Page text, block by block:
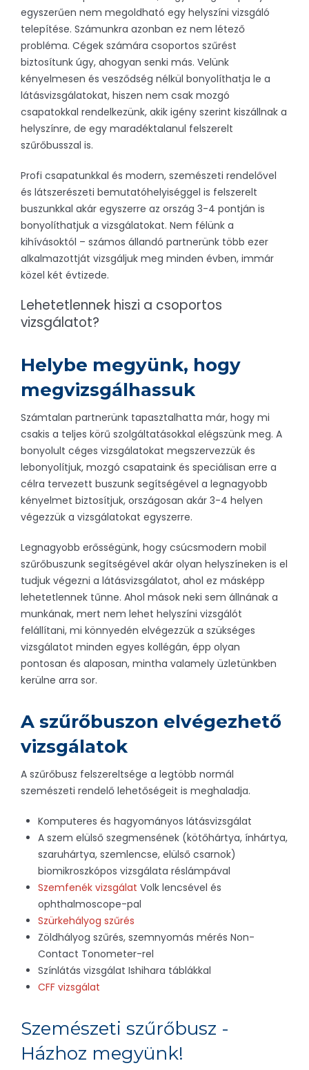
egyszerűen nem megoldható egy helyszíni vizsgáló
telepítése. Számunkra azonban ez nem létező
probléma. Cégek számára csoportos szűrést
biztosítunk úgy, ahogyan senki más. Velünk
kényelmesen és vesződség nélkül bonyolíthatja le a
látásvizsgálatokat, hiszen nem csak mozgó
csapatokkal rendelkezünk, akik igény szerint kiszállnak a
helyszínre, de egy maradéktalanul felszerelt
szűrőbusszal is.
Profi csapatunkkal és modern, szemészeti rendelővel
és látszerészeti bemutatóhelyiséggel is felszerelt
buszunkkal akár egyszerre az ország 3-4 pontján is
bonyolíthatjuk a vizsgálatokat. Nem félünk a
kihívásoktól – számos állandó partnerünk több ezer
alkalmazottját vizsgáljuk meg minden évben, immár
közel két évtizede.
Lehetetlennek hiszi a csoportos
vizsgálatot?
Helybe megyünk, hogy
megvizsgálhassuk
Számtalan partnerünk tapasztalhatta már, hogy mi
csakis a teljes körű szolgáltatásokkal elégszünk meg. A
bonyolult céges vizsgálatokat megszervezzük és
lebonyolítjuk, mozgó csapataink és speciálisan erre a
célra tervezett buszunk segítségével a legnagyobb
kényelmet biztosítjuk, országosan akár 3-4 helyen
végezzük a vizsgálatokat egyszerre.
Legnagyobb erősségünk, hogy csúcsmodern mobil
szűrőbuszunk segítségével akár olyan helyszíneken is el
tudjuk végezni a látásvizsgálatot, ahol ez másképp
lehetetlennek tűnne. Ahol mások neki sem állnának a
munkának, mert nem lehet helyszíni vizsgálót
felállítani, mi könnyedén elvégezzük a szükséges
vizsgálatot minden egyes kollégán, épp olyan
pontosan és alaposan, mintha valamely üzletünkben
kerülne arra sor.
A szűrőbuszon elvégezhető
vizsgálatok
A szűrőbusz felszereltsége a legtöbb normál
szemészeti rendelő lehetőségeit is meghaladja.
Komputeres és hagyományos látásvizsgálat
A szem elülső szegmensének (kötőhártya, ínhártya,
szaruhártya, szemlencse, elülső csarnok)
biomikroszkópos vizsgálata réslámpával
Szemfenék vizsgálat Volk lencsével és
ophthalmoscope-pal
Szürkehályog szűrés
Zöldhályog szűrés, szemnyomás mérés Non-
Contact Tonometer-rel
Színlátás vizsgálat Ishihara táblákkal
CFF vizsgálat
Szemészeti szűrőbusz -
Házhoz megyünk!